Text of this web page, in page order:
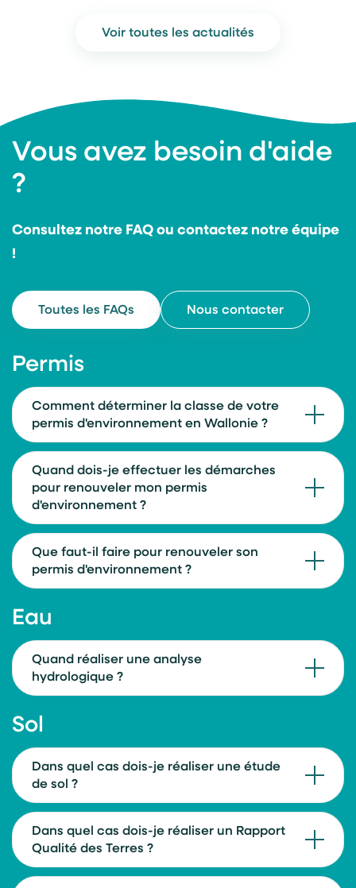
Voir toutes les actualités
Vous avez besoin d'aide
?
Consultez notre FAQ ou contactez notre équipe
!
Toutes les FAQs Nous contacter
Permis
Comment déterminer la classe de votre
permis d'environnement en Wallonie ?
Quand dois-je effectuer les démarches
pour renouveler mon permis
d'environnement ?
Que faut-il faire pour renouveler son
permis d'environnement ?
Eau
Quand réaliser une analyse
hydrologique ?
Sol
Dans quel cas dois-je réaliser une étude
de sol ?
Dans quel cas dois-je réaliser un Rapport
Qualité des Terres ?